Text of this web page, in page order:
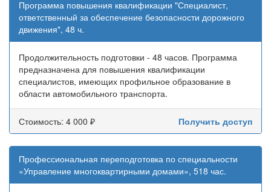
Программа повышения квалификации "Специалист,
ответственный за обеспечение безопасности дорожного
движения", 48 ч.
Продолжительность подготовки - 48 часов. Программа
предназначена для повышения квалификации
специалистов, имеющих профильное образование в
области автомобильного транспорта.
Стоимость: 4 000 ₽ Получить доступ
Профессиональная переподготовка по специальности
«Управление многоквартирными домами», 518 час.